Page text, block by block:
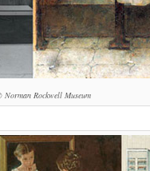
Norman Rockwell Museum